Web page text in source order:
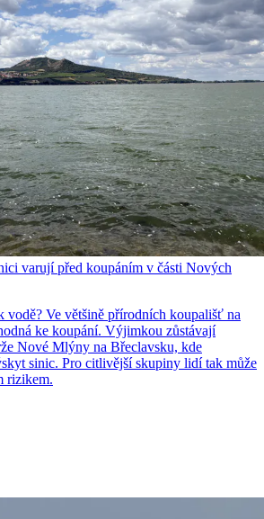
varují před koupáním v části Nových
vodě? Ve většině přírodních koupališť na
ke koupání. Výjimkou zůstávají
Nové Mlýny na Břeclavsku, kde
sinic. Pro citlivější skupiny lidí tak může
rizikem.